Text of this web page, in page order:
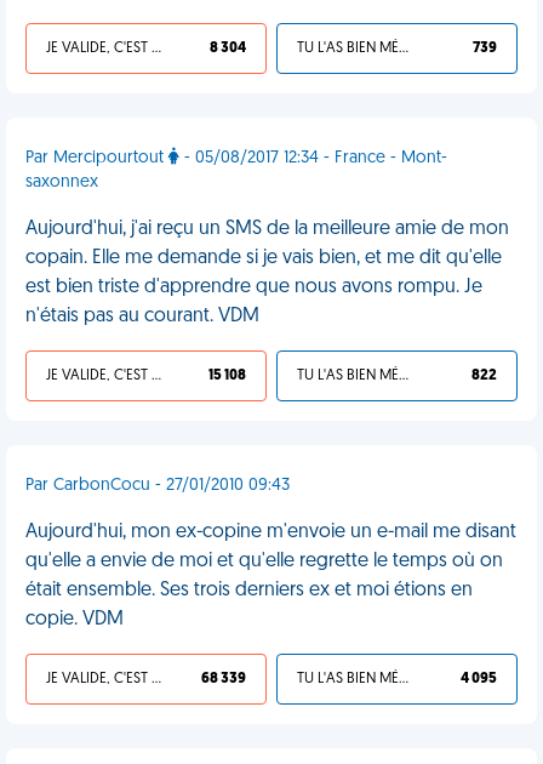
JE VALIDE, C'EST UNE VDM 8 304 TU L'AS BIEN MÉRITÉ 739
Par Mercipourtout
- 05/08/2017 12:34 - France - Mont-
saxonnex
Aujourd'hui, j'ai reçu un SMS de la meilleure amie de mon
copain. Elle me demande si je vais bien, et me dit qu'elle
est bien triste d'apprendre que nous avons rompu. Je
n'étais pas au courant. VDM
JE VALIDE, C'EST UNE VDM 15 108 TU L'AS BIEN MÉRITÉ 822
Par CarbonCocu - 27/01/2010 09:43
Aujourd'hui, mon ex-copine m'envoie un e-mail me disant
qu'elle a envie de moi et qu'elle regrette le temps où on
était ensemble. Ses trois derniers ex et moi étions en
copie. VDM
JE VALIDE, C'EST UNE VDM 68 339 TU L'AS BIEN MÉRITÉ 4 095